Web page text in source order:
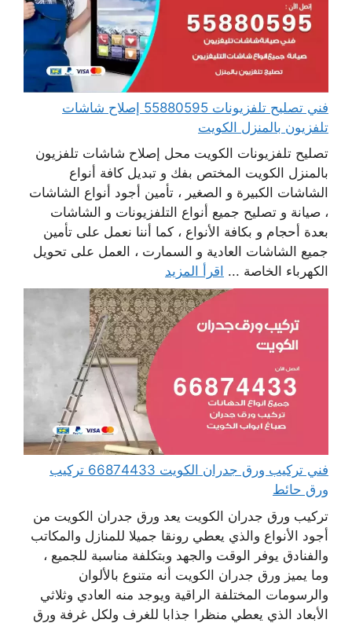
فني تصليح تلفزيونات 55880595 إصلاح شاشات
تلفزيون بالمنزل الكويت
تصليح تلفزيونات الكويت محل إصلاح شاشات تلفزيون
بالمنزل الكويت المختص بفك و تبديل كافة أنواع
الشاشات الكبيرة و الصغير ، تأمين أجود أنواع الشاشات
، صيانة و تصليح جميع أنواع التلفزيونات و الشاشات
بعدة أحجام و بكافة الأنواع ، كما أننا نعمل على تأمين
جميع الشاشات العادية و السمارت ، العمل على تحويل
الكهرباء الخاصة ... اقرأ المزيد
فني تركيب ورق جدران الكويت 66874433 تركيب
ورق حائط
تركيب ورق جدران الكويت يعد ورق جدران الكويت من
أجود الأنواع والذي يعطي رونقا جميلا للمنازل والمكاتب
والفنادق يوفر الوقت والجهد وبتكلفة مناسبة للجميع ،
وما يميز ورق جدران الكويت أنه متنوع بالألوان
والرسومات المختلفة الراقية ويوجد منه العادي وثلاثي
الأبعاد الذي يعطي منظرا جذابا للغرف ولكل غرفة ورق